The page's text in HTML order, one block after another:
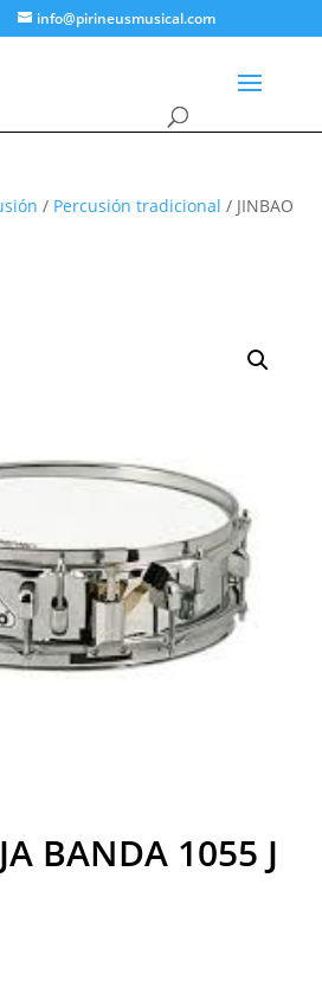
info@pirineusmusical.com
/ Percusión tradicional / JINBAO
BANDA 1055 J